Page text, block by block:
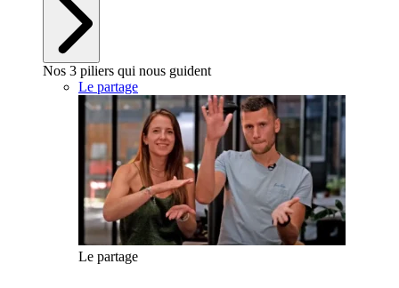
Nos 3 piliers qui nous guident
Le partage
Le partage